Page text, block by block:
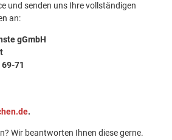
und senden uns Ihre vollständigen
an:
gGmbH
71
.
Wir beantworten Ihnen diese gerne.